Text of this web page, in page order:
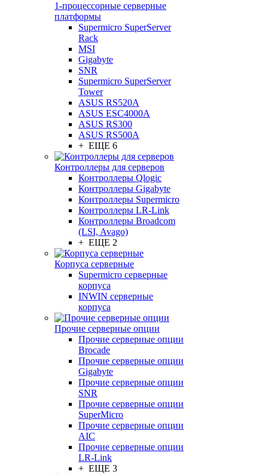
1-процессорные серверные
платформы
Supermicro SuperServer
Rack
MSI
Gigabyte
SNR
Supermicro SuperServer
Tower
ASUS RS520A
ASUS ESC4000A
ASUS RS300
ASUS RS500A
+ ЕЩЕ 6
Контроллеры для серверов
Контроллеры Qlogic
Контроллеры Gigabyte
Контроллеры Supermicro
Контроллеры LR-Link
Контроллеры Broadcom
(LSI, Avago)
+ ЕЩЕ 2
Корпуса серверные
Supermicro серверные
корпуса
INWIN серверные
корпуса
Прочие серверные опции
Прочие серверные опции
Brocade
Прочие серверные опции
Gigabyte
Прочие серверные опции
SNR
Прочие серверные опции
SuperMicro
Прочие серверные опции
AIC
Прочие серверные опции
LR-Link
+ ЕЩЕ 3